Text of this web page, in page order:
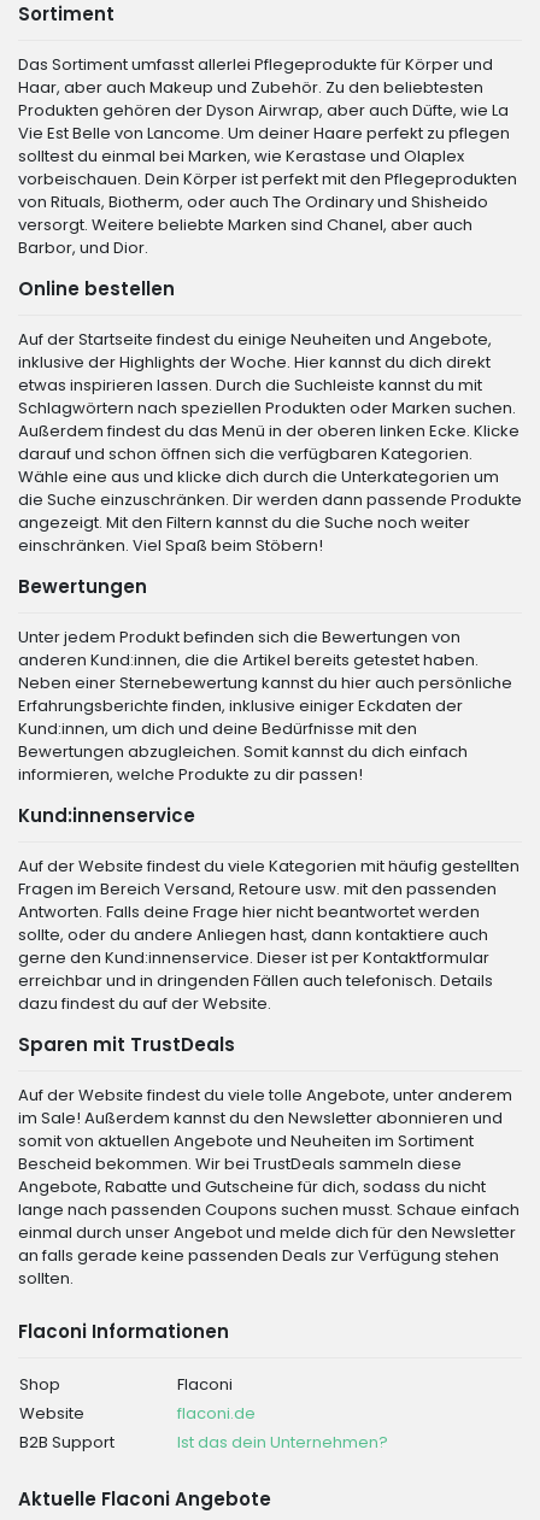
Sortiment
Das Sortiment umfasst allerlei Pflegeprodukte für Körper und
Haar, aber auch Makeup und Zubehör. Zu den beliebtesten
Produkten gehören der Dyson Airwrap, aber auch Düfte, wie La
Vie Est Belle von Lancome. Um deiner Haare perfekt zu pflegen
solltest du einmal bei Marken, wie Kerastase und Olaplex
vorbeischauen. Dein Körper ist perfekt mit den Pflegeprodukten
von Rituals, Biotherm, oder auch The Ordinary und Shisheido
versorgt. Weitere beliebte Marken sind Chanel, aber auch
Barbor, und Dior.
Online bestellen
Auf der Startseite findest du einige Neuheiten und Angebote,
inklusive der Highlights der Woche. Hier kannst du dich direkt
etwas inspirieren lassen. Durch die Suchleiste kannst du mit
Schlagwörtern nach speziellen Produkten oder Marken suchen.
Außerdem findest du das Menü in der oberen linken Ecke. Klicke
darauf und schon öffnen sich die verfügbaren Kategorien.
Wähle eine aus und klicke dich durch die Unterkategorien um
die Suche einzuschränken. Dir werden dann passende Produkte
angezeigt. Mit den Filtern kannst du die Suche noch weiter
einschränken. Viel Spaß beim Stöbern!
Bewertungen
Unter jedem Produkt befinden sich die Bewertungen von
anderen Kund:innen, die die Artikel bereits getestet haben.
Neben einer Sternebewertung kannst du hier auch persönliche
Erfahrungsberichte finden, inklusive einiger Eckdaten der
Kund:innen, um dich und deine Bedürfnisse mit den
Bewertungen abzugleichen. Somit kannst du dich einfach
informieren, welche Produkte zu dir passen!
Kund:innenservice
Auf der Website findest du viele Kategorien mit häufig gestellten
Fragen im Bereich Versand, Retoure usw. mit den passenden
Antworten. Falls deine Frage hier nicht beantwortet werden
sollte, oder du andere Anliegen hast, dann kontaktiere auch
gerne den Kund:innenservice. Dieser ist per Kontaktformular
erreichbar und in dringenden Fällen auch telefonisch. Details
dazu findest du auf der Website.
Sparen mit TrustDeals
Auf der Website findest du viele tolle Angebote, unter anderem
im Sale! Außerdem kannst du den Newsletter abonnieren und
somit von aktuellen Angebote und Neuheiten im Sortiment
Bescheid bekommen. Wir bei TrustDeals sammeln diese
Angebote, Rabatte und Gutscheine für dich, sodass du nicht
lange nach passenden Coupons suchen musst. Schaue einfach
einmal durch unser Angebot und melde dich für den Newsletter
an falls gerade keine passenden Deals zur Verfügung stehen
sollten.
Flaconi Informationen
Shop
Flaconi
Website
flaconi.de
B2B Support
Ist das dein Unternehmen?
Aktuelle Flaconi Angebote